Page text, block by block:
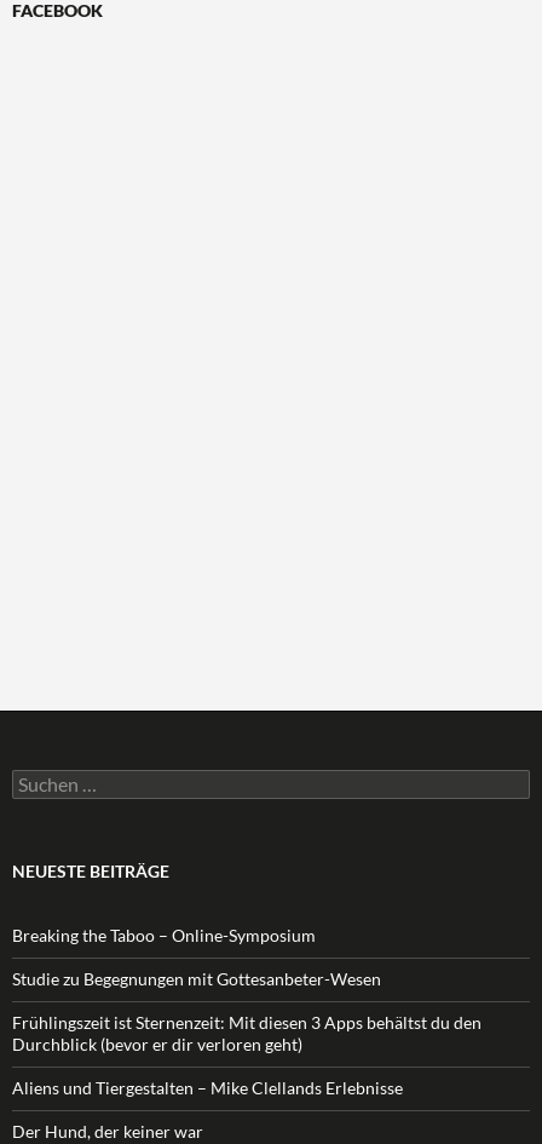
FACEBOOK
Suchen
nach:
NEUESTE BEITRÄGE
Breaking the Taboo – Online-Symposium
Studie zu Begegnungen mit Gottesanbeter-Wesen
Frühlingszeit ist Sternenzeit: Mit diesen 3 Apps behältst du den
Durchblick (bevor er dir verloren geht)
Aliens und Tiergestalten – Mike Clellands Erlebnisse
Der Hund, der keiner war